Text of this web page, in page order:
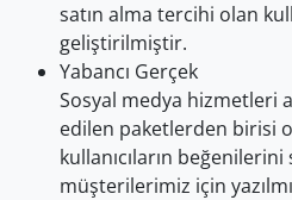
satın alma tercihi olan
geliştirilmiştir.
Yabancı Gerçek
Sosyal medya hizmetleri
edilen paketlerden birisi
kullanıcıların
müşterilerimiz için